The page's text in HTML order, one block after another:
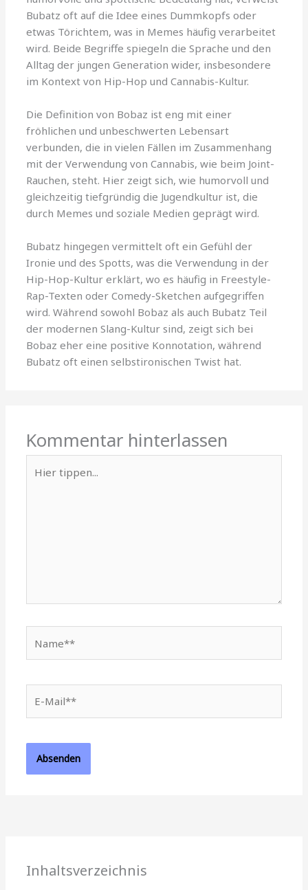
Bubatz oft auf die Idee eines Dummkopfs oder
etwas Törichtem, was in Memes häufig verarbeitet
wird. Beide Begriffe spiegeln die Sprache und den
Alltag der jungen Generation wider, insbesondere
im Kontext von Hip-Hop und Cannabis-Kultur.
Die Definition von Bobaz ist eng mit einer
fröhlichen und unbeschwerten Lebensart
verbunden, die in vielen Fällen im Zusammenhang
mit der Verwendung von Cannabis, wie beim Joint-
Rauchen, steht. Hier zeigt sich, wie humorvoll und
gleichzeitig tiefgründig die Jugendkultur ist, die
durch Memes und soziale Medien geprägt wird.
Bubatz hingegen vermittelt oft ein Gefühl der
Ironie und des Spotts, was die Verwendung in der
Hip-Hop-Kultur erklärt, wo es häufig in Freestyle-
Rap-Texten oder Comedy-Sketchen aufgegriffen
wird. Während sowohl Bobaz als auch Bubatz Teil
der modernen Slang-Kultur sind, zeigt sich bei
Bobaz eher eine positive Konnotation, während
Bubatz oft einen selbstironischen Twist hat.
Kommentar hinterlassen
tippen...
Mail**
Inhaltsverzeichnis